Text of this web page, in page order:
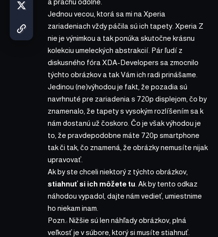
Jednou vecou, ktorá sa mi na Xperia
zariadeniach vždy páčila sú ich tapety. Xperia Z
nie je výnimkou a tak ponúka skutočne krásnu
kolekciu umeleckých abstrakcií. Pár ľudí z
diskusného fóra XDA-Developers sa zmocnilo
týchto obrázkov a tak Vám ich radi prinášame.
Jedinou (ne)výhodou je fakt, že pozadia sú
navrhnuté pre zariadenia s 720p displejom, čo by
znamenalo, že tapety s vysokým rozlíšením sa k
nám dostanú už čoskoro. Čo je však výhodou je
to, že pravdepodobne máte 720p smartphone
tak či tak, čo znamená, že obrázky nemusíte nijak
upravovať.
Ak by ste chceli niektorý z týchto obrázkov,
stiahnuť si ich môžete tu . Ak by tento odkaz
náhodou vypadol, dajte nám vedieť, umiestnime
ho niekam inam.
Pozn.: Nižšie sú len náhľady obrázkov, plná
veľkosť je v súbore, ktorý si musíte stiahnuť.